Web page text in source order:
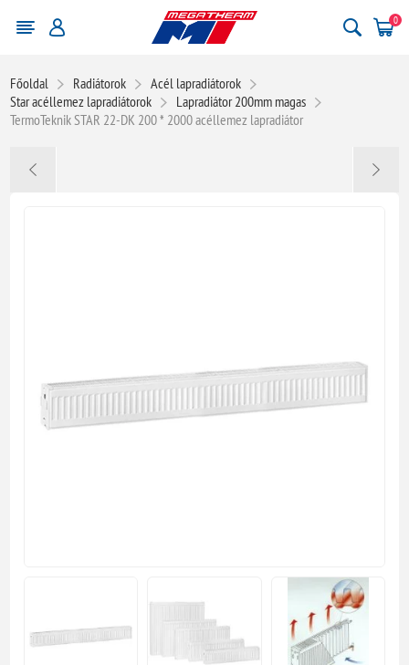
0
Főoldal Radiátorok
Acél lapradiátorok
Star acéllemez lapradiátorok
Lapradiátor 200mm magas
TermoTeknik STAR 22-DK 200 * 2000 acéllemez lapradiátor